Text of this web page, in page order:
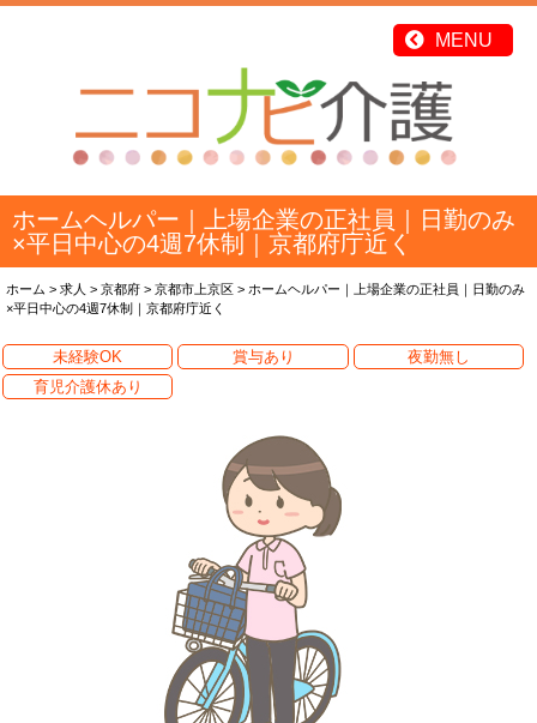
ホームヘルパー｜上場企業の正社員｜日勤のみ
×平日中心の4週7休制｜京都府庁近く
ホーム > 求人 > 京都府 > 京都市上京区 > ホームヘルパー｜上場企業の正社員｜日勤のみ
×平日中心の4週7休制｜京都府庁近く
未経験OK 賞与あり
夜勤無し
育児介護休あり